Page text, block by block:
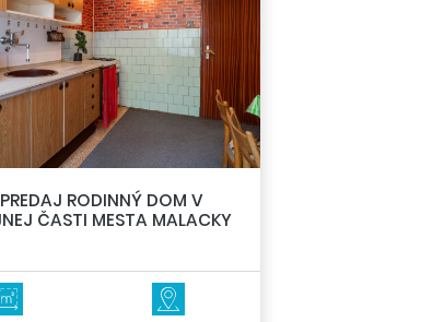
RODINNÝ DOM V
ČASTI MESTA MALACKY